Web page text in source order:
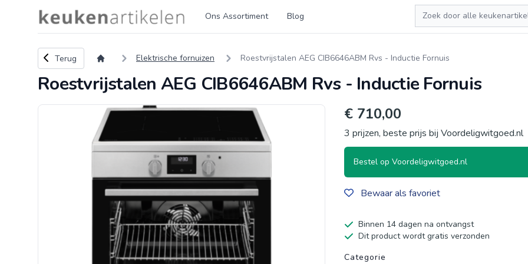
Logo keukenartikelen.com Ons Assortiment Blog
Zoeken
Terug naar overzicht
Terug Elektrische fornuizen Roestvrijstalen AEG CIB6646ABM Rvs - Inductie Fornuis
Roestvrijstalen AEG CIB6646ABM Rvs - Inductie Fornuis
€ 710,00
3 prijzen, beste prijs bij Voordeligwitgoed.nl
Bestel op Voordeligwitgoed.nl
Bewaar als favoriet
Binnen 14 dagen na ontvangst
Dit product wordt gratis verzonden
Productgegevens
Categorie